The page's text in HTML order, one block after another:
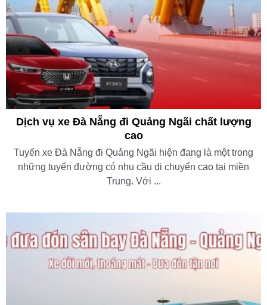
Dịch vụ xe Đà Nẵng đi Quảng Ngãi chất lượng
cao
Tuyến xe Đà Nẵng đi Quảng Ngãi hiện đang là một trong
những tuyến đường có nhu cầu di chuyển cao tại miền
Trung. Với ...